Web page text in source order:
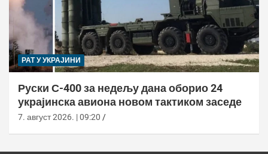
РАТ У УКРАЈИНИ
Руски С-400 за недељу дана оборио 24
украјинска авиона новом тактиком заседе
7. август 2026. | 09:20